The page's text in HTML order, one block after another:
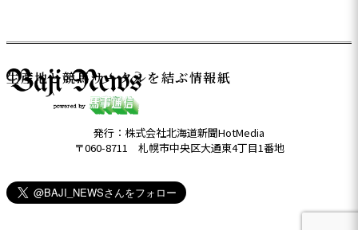
生産地と競馬サークルを結ぶ情報紙
発行：株式会社北海道新聞HotMedia
〒060-8711 札幌市中央区大通東4丁目1番地